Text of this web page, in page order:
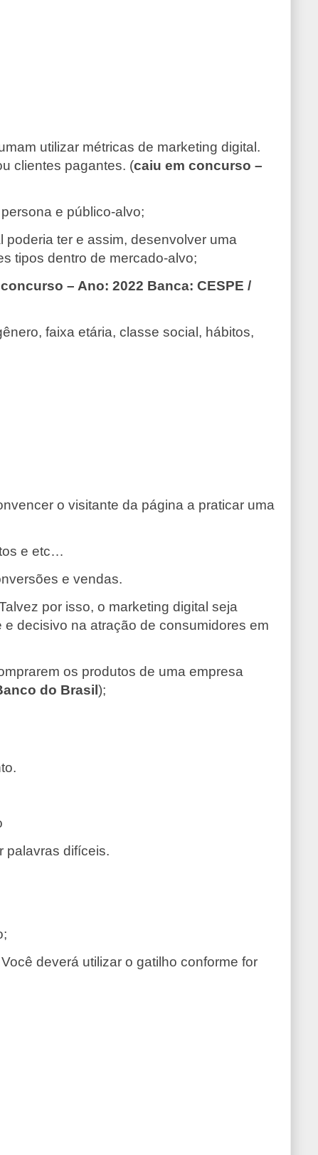
utilizar métricas de marketing digital.
clientes pagantes. (caiu em concurso –
e público-alvo;
ter e assim, desenvolver uma
tipos dentro de mercado-alvo;
– Ano: 2022 Banca: CESPE /
faixa etária, classe social, hábitos,
o visitante da página a praticar uma
e etc…
e vendas.
por isso, o marketing digital seja
decisivo na atração de consumidores em
os produtos de uma empresa
do Brasil );
palavras difíceis.
deverá utilizar o gatilho conforme for